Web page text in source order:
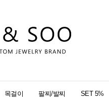
목걸이 팔찌/발찌 SET 5%